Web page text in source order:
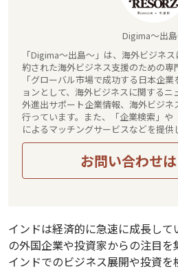
Digima～出
「Digima～出島～」は、海外ビジネ
約された海外ビジネス支援のための専
「グローバル市場で成功する日本企
ョンとして、海外ビジネスに関する
外進出サポート企業情報、海外ビジ
行っています。また、「企業検索」や
によるマッチングサービスなどを提供
お問い合わせ
インドは経済的に急速に成長して
の外国企業や投資家からの注目を
インドでのビジネス展開や投資を